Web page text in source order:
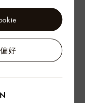
好